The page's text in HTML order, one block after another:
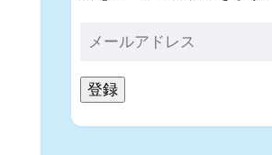
登録